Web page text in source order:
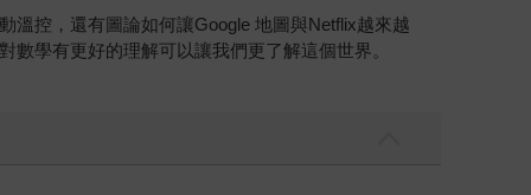
溫控，還有圖論如何讓Google 地圖與Netflix越來越
學有更好的理解可以讓我們更了解這個世界。